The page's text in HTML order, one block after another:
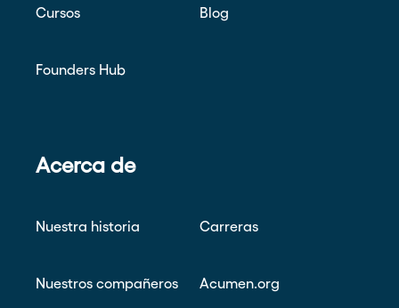
Cursos Blog
Founders Hub
Acerca de
Nuestra historia Carreras
Nuestros compañeros Acumen.org